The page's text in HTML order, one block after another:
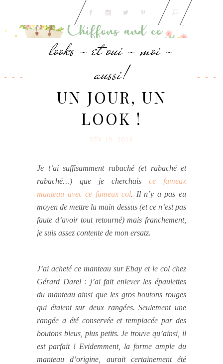
looks - et oui - moi -
aussi!
UN JOUR, UN
LOOK !
FÉV 19. 2013
Je t’ai suffisamment rabaché (et rabaché et
rabaché…) que je cherchais ce fameux
manteau avec ce fameux col. Il n’y a pas eu
moyen de mettre la main dessus (et ce n’est pas
faute d’avoir tout retourné) mais franchement,
je suis assez contente de mon ersatz.
J’ai acheté ce manteau sur Ebay et le col chez
Gérard Darel : j’ai fait enlever les épaulettes
du manteau ainsi que les gros boutons rouges
qui étaient sur deux rangées. Seulement une
rangée a été conservée et remplacée par des
boutons bleus, plus petits. Je trouve qu’ainsi, il
est parfait ! Evidemment, la forme ample du
manteau d’origine, aurait certainement été